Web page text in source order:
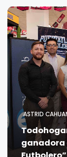
ASTRID
ganadora